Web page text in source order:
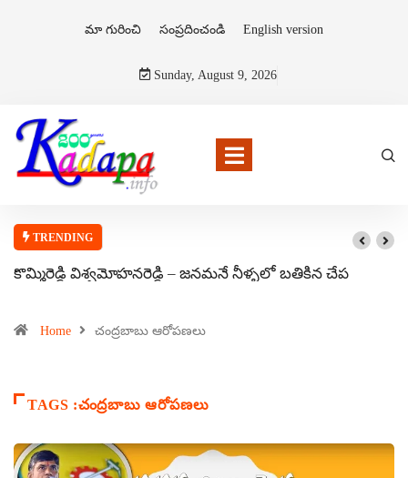
మా గురించి సంప్రదించండి English version
Sunday, August 9, 2026
TRENDING
కొమ్మిరెడ్డి విశ్వమోహనరెడ్డి – జనమనే నీళ్ళలో బతికిన చేప
Home చంద్రబాబు ఆరోపణలు
TAGS :చంద్రబాబు ఆరోపణలు